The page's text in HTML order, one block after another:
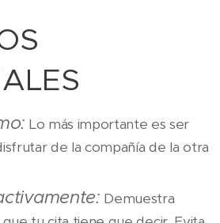
Lo más importante es ser
de la compañía de la otra
Demuestra